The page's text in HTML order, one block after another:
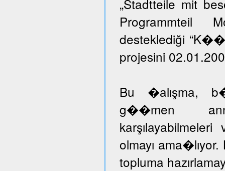
„Stadtteile mit
Programmteil
desteklediği
projesini
Bu �alışma,
g��men
olmayı
topluma